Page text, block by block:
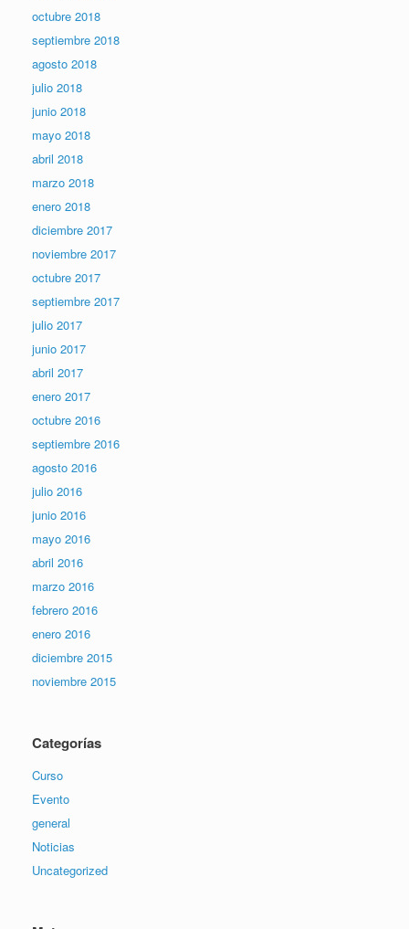
octubre 2018
septiembre 2018
agosto 2018
julio 2018
junio 2018
mayo 2018
abril 2018
marzo 2018
enero 2018
diciembre 2017
noviembre 2017
octubre 2017
septiembre 2017
julio 2017
junio 2017
abril 2017
enero 2017
octubre 2016
septiembre 2016
agosto 2016
julio 2016
junio 2016
mayo 2016
abril 2016
marzo 2016
febrero 2016
enero 2016
diciembre 2015
noviembre 2015
Categorías
Curso
Evento
general
Noticias
Uncategorized